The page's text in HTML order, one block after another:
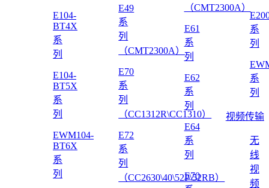
E104-
BT4X
系
列
E104-
BT5X
系
列
EWM104-
BT6X
系
列
E49
系
列
（CMT2300A）
E70
系
列
（CC1312R\CC1310）
E72
系
列
（CC2630\40\52P\52RB）
（CMT2300A）
E61
系
列
E62
系
列
E64
系
列
E70
系
列
系
列
视频传输
无
线
视
频